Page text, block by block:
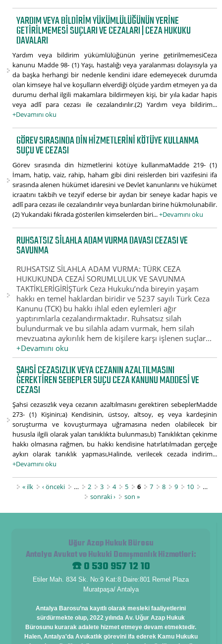
YARDIM VEYA BILDIRIM YÜKÜMLÜLÜĞÜNÜN YERINE
GETIRILMEMESI SUÇLARI VE CEZALARI | CEZA HUKUKU
DAVALARI
Yardım veya bildirim yükümlülüğünün yerine getirilmemesiCeza
kanunu Madde 98- (1) Yaşı, hastalığı veya yaralanması dolayısıyla ya
da başka herhangi bir nedenle kendini idare edemeyecek durumda
olan kimseye hal ve koşulların elverdiği ölçüde yardım etmeyen ya da
durumu derhal ilgili makamlara bildirmeyen kişi, bir yıla kadar hapis
veya adlî para cezası ile cezalandırılır.(2) Yardım veya bildirim...
+Devamını oku
GÖREV SIRASINDA DIN HIZMETLERINI KÖTÜYE KULLANMA
SUÇU VE CEZASI
Görev sırasında din hizmetlerini kötüye kullanmaMadde 219- (1)
İmam, hatip, vaiz, rahip, haham gibi dini reislerden biri vazifesini ifa
sırasında alenen hükümet idaresini ve Devlet kanunlarını ve hükümet
icraatını takbih ve tezyif ederse bir aydan bir seneye kadar hapis ve
adlî para cezası ile cezalandırılır veya bunlardan birine hükmolunabilir.
(2) Yukarıdaki fıkrada gösterilen kimselerden biri...+Devamını oku
RUHSATSIZ SILAHLA ADAM VURMA DAVASI CEZASI VE
SAVUNMA
RUHSATSIZ SİLAHLA ADAM VURMA: TÜRK CEZA
HUKUKUNDA CEZAİ SORUMLULUK VE SAVUNMA
TAKTİKLERİGİRİŞTürk Ceza Hukuku’nda bireyin yaşam
hakkı en temel haklardan biridir ve 5237 sayılı Türk Ceza
Kanunu (TCK) bu hakkı ihlal eden eylemleri ağır
yaptırımlarla cezalandırmaktadır. Ruhsatsız silah
bulundurmak ve bu silahla adam vurmak, hem silah
mevzuatına aykırılık hem de kişilere karşı işlenen suçlar...
+Devamını oku
ŞAHSI CEZASIZLIK VEYA CEZANIN AZALTILMASINI
GEREKTIREN SEBEPLER SUÇU CEZA KANUNU MADDESI VE
CEZASI
Şahsi cezasızlık veya cezanın azaltılmasını gerektiren sebeplerMadde
273- (1) Kişinin;a) Kendisinin, üstsoy, altsoy, eş veya kardeşinin
soruşturma ve kovuşturmaya uğramasına neden olabilecek bir
hususla ilgili olarak yalan tanıklıkta bulunması,b) Tanıklıktan çekinme
hakkı olmasına rağmen, bu hakkı kendisine hatırlatılmadan gerçeğe
aykırı olarak tanıklık yapması,Halinde, verilecek cezada indirim...
+Devamını oku
Sayfalar
« ilk ‹ önceki … 2 3 4 5 6 7 8 9 10
…
sonraki ›
son »
Uğur Azap Hukuk Bürosu
Antalya Avukat ve Hukuki Danışmanlık Hizmetleri:
☎️ 0 530 957 12 10
Etiler Mah. 834 Sk. No:9 Kat:8 Daire:801 Remel Plaza
Muratpaşa/ Antalya
Antalya Barosu’na kayıtlı olarak mesleki faaliyetlerini
sürdürmekte olup, 2022 yılında Av. Uğur Azap Hukuk
Bürosunu kurarak adalete hizmet etmeye devam etmektedir.
Halen, Antalya'da Avukatlık görevini ifa ederek Kamu Hukuku